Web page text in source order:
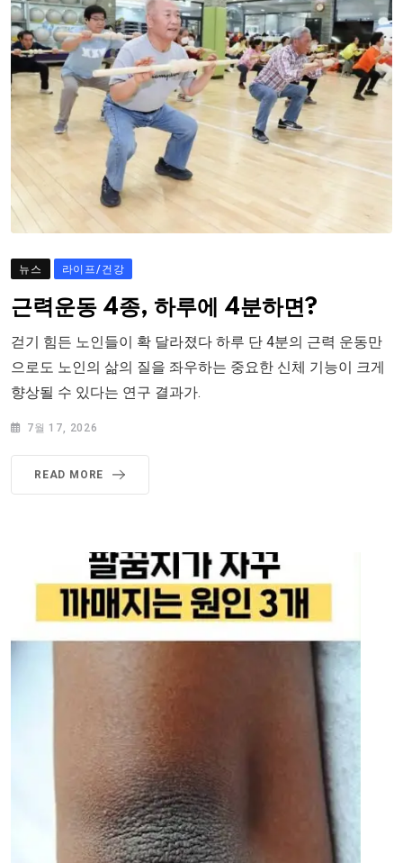
뉴스 라이프/건강
근력운동 4종, 하루에 4분하면?
걷기 힘든 노인들이 확 달라졌다 하루 단 4분의 근력 운동만
으로도 노인의 삶의 질을 좌우하는 중요한 신체 기능이 크게
향상될 수 있다는 연구 결과가.
7월 17, 2026
READ MORE